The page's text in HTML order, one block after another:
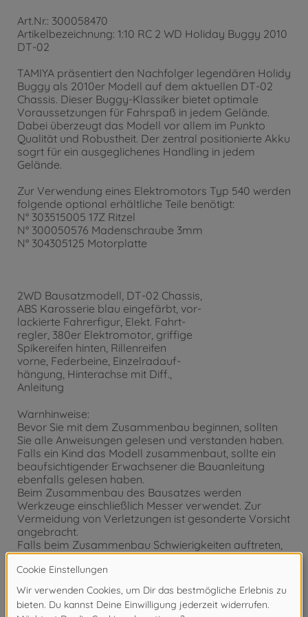
Art.Nr.: 300058470
Artikelbezeichnung: 1:10 RC 2 WD Holiday Buggy 2010
DT-02
TAMIYA präsentiert den Nachfolger legendären Holidy
Buggy als 2010er Modell auf dem aktuellen DT-02
Chassis. Dieser Buggy-Klassiker bietet optimale
Voraussetzungen für Fahrspaß in jedem Gelände.
Dabei überzeugt das Modell vor allem im Punkto
Qualität und Robustheit. Der zentral positionierte Akku
sogrt für ein ausgeglichenes Handling in jedem
Gelände.
Zur Verwendung eines Elektromotors Typ 540 werden
folgende optional erhältliche Teile benötigt:
N° 303515005 17Z Ritzel
N° 300050576 Madenschraube 3mm
N° 304305125 Motorplatte
2WD Bausatzmodell, DT-02 Chassis,
ABS Karosserie blau eingefärbt, vor-
lackierte Fahrerfigur, Elekt. Fahrt-
regler, 380er Elektromotor, griffige
Spikereifen hinten, Rillenreifen
vorne, Federbeine, Einzelradauf-
hängung, Hinterachse mit Diff.,
Anleitung
Warnhinweise:
Bevor Sie mit dem Zusammenbau beginnen, sollten
Sie alle Anweisungen gelesen und verstanden haben.
Falls ein Kind das Modell zusammenbaut, sollte ein
beaufsichtigender Erwachsener die Bauanleitung
ebenfalls gelesen haben.
Beim Zusammenbau des Bausatzes werden
Werkzeuge einschließlich Messer verwendet. Zur
Vermeidung von Verletzungen ist gesonderte Vorsicht
angebracht.
Falls beim Zusammenbau Schwierigkeiten auftreten,
fragen Sie einen Erwachsenen, der die Arbeiten
überwacht oder einen Modellbauer mit RC
Erfahrungen bzw. Fachhändler.
Werkzeuge jeweils nur zweckbestimmt einsetzen. Bei
fehlerhafter Anwendung besteht Verletzungsgefahr.
FS Reflex Wheel Pro 4 2.4GHz
45,99 €
NiMH-Akkus
7,2V/4000mAh NiMH Race Akku TAM
35
35.99 EUR